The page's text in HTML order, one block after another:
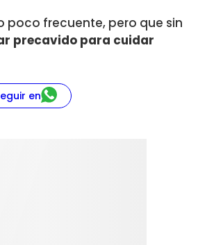
poco frecuente, pero que sin
precavido para cuidar
en